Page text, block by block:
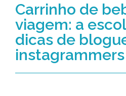
Carrinho de
viagem: a
dicas de
instagrammers